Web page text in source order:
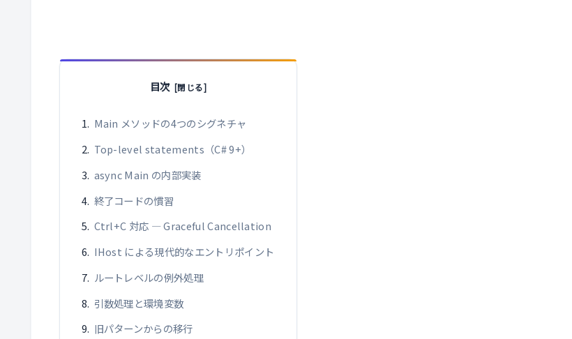
目次
Main メソッドの4つのシグネチャ
Top-level statements（C# 9+）
async Main の内部実装
終了コードの慣習
Ctrl+C 対応 — Graceful Cancellation
IHost による現代的なエントリポイント
ルートレベルの例外処理
引数処理と環境変数
旧パターンからの移行